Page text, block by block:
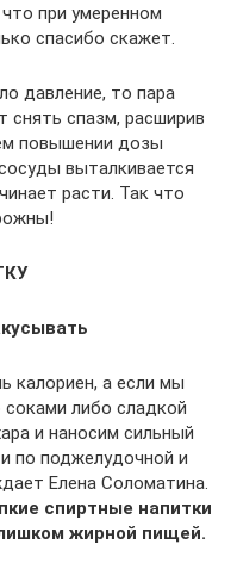
при умеренном
спасибо скажет.
давление, то пара
спазм, расширив
повышении дозы
выталкивается
расти. Так что
калориен, а если мы
соками либо сладкой
и наносим сильный
по поджелудочной и
Елена Соломатина.
спиртные напитки
жирной пищей.